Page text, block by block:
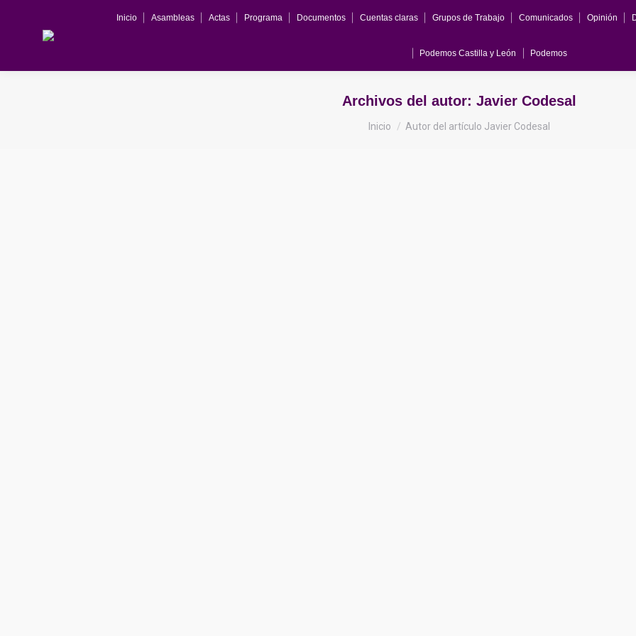
Inicio Asambleas Actas Programa Documentos Cuentas claras Grupos de Trabajo Comunicados Opinión
Podemos Castilla y León Podemos
Archivos del autor: Javier Codesal
Inicio Autor del artículo Javier Codesal